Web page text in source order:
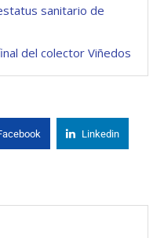
sanitario de
del colector Viñedos
Linkedin